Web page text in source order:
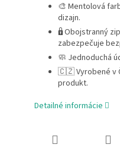
🎨 Mentolová
dizajn.
🔒 Obojstranný
zabezpečuje
🧼 Jednoduchá
🇨🇿 Vyrobené v
produkt.
Detailné informácie